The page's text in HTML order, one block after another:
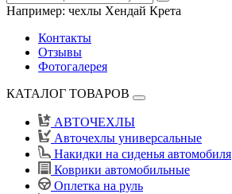
Например: чехлы Хендай Крета
Контакты
Отзывы
Фотогалерея
КАТАЛОГ ТОВАРОВ
АВТОЧЕХЛЫ
Авточехлы универсальные
Накидки на сиденья автомобиля
Коврики автомобильные
Оплетка на руль